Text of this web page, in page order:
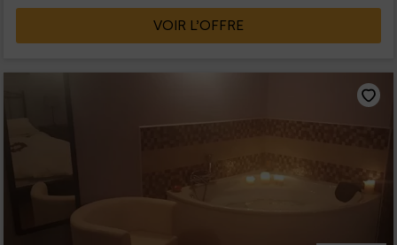
VOIR L’OFFRE